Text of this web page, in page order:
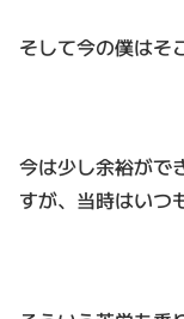
そして今の僕はそ
今は少し余裕がで
すが、当時はいつ